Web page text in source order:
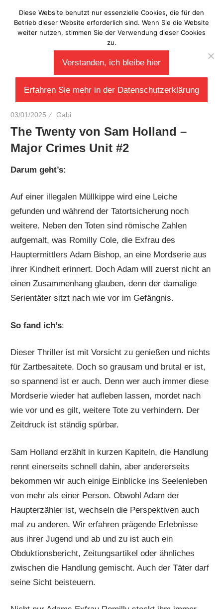
Inhalt
springen
Laberladen
03/01/2025 Gabi
The Twenty von Sam Holland –
Major Crimes Unit #2
Darum geht’s:
Auf einer illegalen Müllkippe wird eine Leiche
gefunden und während der Tatortsicherung noch
weitere. Neben den Toten sind römische Zahlen
aufgemalt, was Romilly Cole, die Exfrau des
Hauptermittlers Adam Bishop, an eine Mordserie aus
ihrer Kindheit erinnert. Doch Adam will zuerst nicht an
einen Zusammenhang glauben, denn der damalige
Serientäter sitzt nach wie vor im Gefängnis.
So fand ich’s:
Dieser Thriller ist mit Vorsicht zu genießen und nichts
für Zartbesaitete. Doch so grausam und brutal er ist,
so spannend ist er auch. Denn wer auch immer diese
Mordserie wieder hat aufleben lassen, mordet nach
wie vor und es gilt, weitere Tote zu verhindern. Der
Zeitdruck ist ständig spürbar.
Sam Holland erzählt in kurzen Kapiteln, die Handlung
rennt einerseits schnell dahin, aber andererseits
bekommen wir auch einige Einblicke ins Seelenleben
von mehr als einer Person. Obwohl Adam der
Haupterzähler ist, wechseln die Perspektiven auch
mal zu anderen. Wir erfahren prägende Erlebnisse
aus ihrer Jugend und ab und zu ist auch ein
Obduktionsbericht, Zeitungsartikel oder ähnliches
zwischen die Handlung gemischt. Auch der Täter darf
seine Sicht beisteuern.
Diese Website benutzt nur essenzielle Cookies, die für den
Betrieb dieser Website erforderlich sind. Wenn Sie die Website
weiter nutzen, stimmen Sie der Verwendung dieser Cookies
zu.
Verstanden, ich bleibe hier
Erfahren Sie mehr in der Datenschutzerklärung